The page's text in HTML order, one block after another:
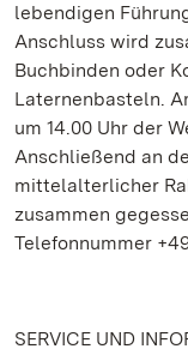
lebendigen
Anschluss wird
Buchbinden oder
Laternenbasteln.
um 14.00 Uhr der
Anschließend an
mittelalterlicher
zusammen
Telefonnummer
SERVICE UND